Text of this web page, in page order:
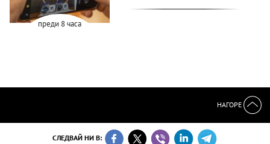
преди 8 часа
НАГОРЕ
СЛЕДВАЙ НИ В: